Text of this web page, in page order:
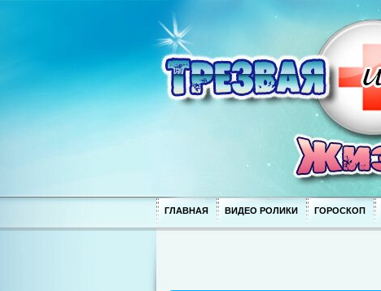
ГЛАВНАЯ ВИДЕО РОЛИКИ ГОРОСКОП